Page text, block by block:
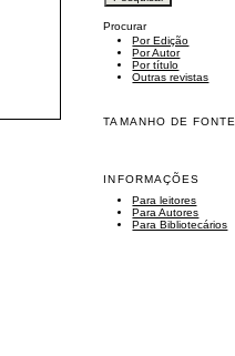
Procurar
Por Edição
Por Autor
Por título
Outras revistas
TAMANHO DE FONTE
INFORMAÇÕES
Para leitores
Para Autores
Para Bibliotecários